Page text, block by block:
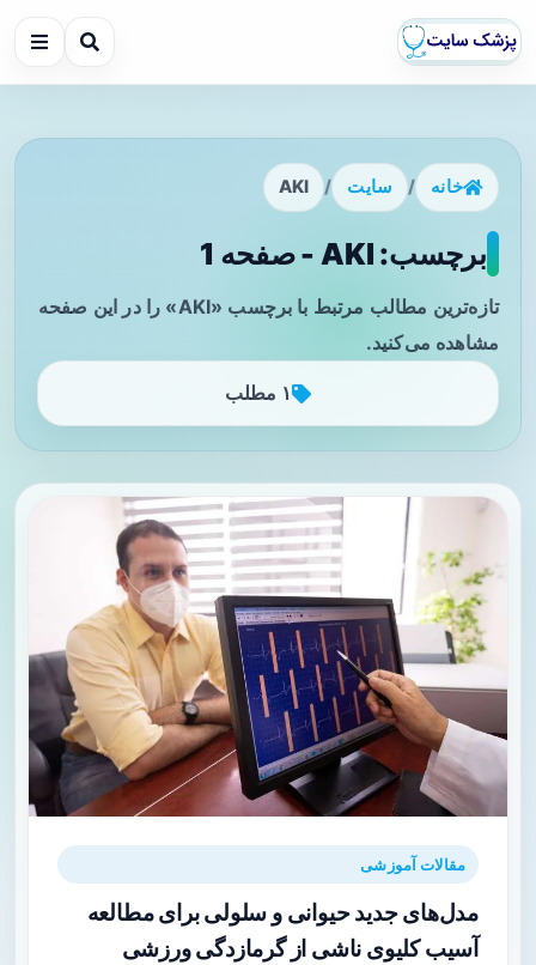
خانه / سایت /
AKI
برچسب: AKI - صفحه 1
تازه‌ترین مطالب مرتبط با برچسب «AKI» را در این صفحه
مشاهده می‌کنید.
۱ مطلب
مقالات آموزشی
مدل‌های جدید حیوانی و سلولی برای مطالعه
آسیب کلیوی ناشی از گرمازدگی ورزشی